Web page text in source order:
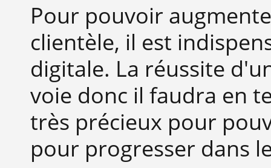
Pour pouvoir
clientèle, il est
digitale. La réussite
voie donc il faudra en
très précieux pour
pour progresser dans